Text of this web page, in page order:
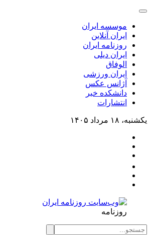
موسسه ایران
ایران آنلاین
روزنامه ایران
ایران دیلی
الوفاق
ایران ورزشی
آژانس عکس
دانشکده خبر
انتشارات
یکشنبه، ۱۸ مرداد ۱۴۰۵
روزنامه